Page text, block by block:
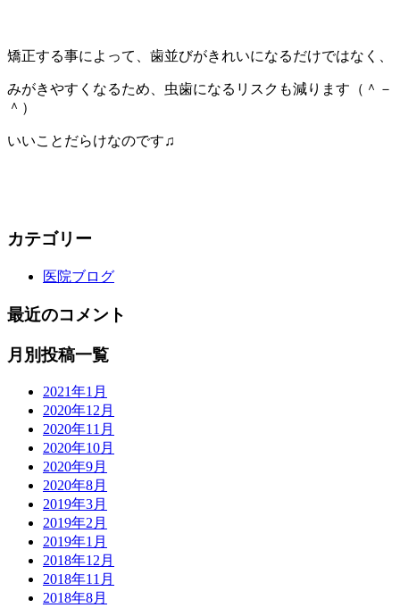
矯正する事によって、歯並びがきれいになるだけではなく、
みがきやすくなるため、虫歯になるリスクも減ります（＾－
＾）
いいことだらけなのです♫
カテゴリー
医院ブログ
最近のコメント
月別投稿一覧
2021年1月
2020年12月
2020年11月
2020年10月
2020年9月
2020年8月
2019年3月
2019年2月
2019年1月
2018年12月
2018年11月
2018年8月